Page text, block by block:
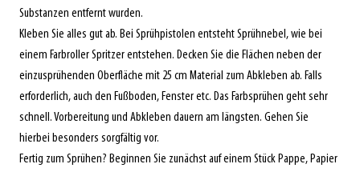
Substanzen entfernt wurden.
Kleben Sie alles gut ab. Bei Sprühpistolen entsteht Sprühnebel, wie bei
einem Farbroller Spritzer entstehen. Decken Sie die Flächen neben der
einzusprühenden Oberfläche mit 25 cm Material zum Abkleben ab. Falls
erforderlich, auch den Fußboden, Fenster etc. Das Farbsprühen geht sehr
schnell. Vorbereitung und Abkleben dauern am längsten. Gehen Sie
hierbei besonders sorgfältig vor.
Fertig zum Sprühen? Beginnen Sie zunächst auf einem Stück Pappe, Papier